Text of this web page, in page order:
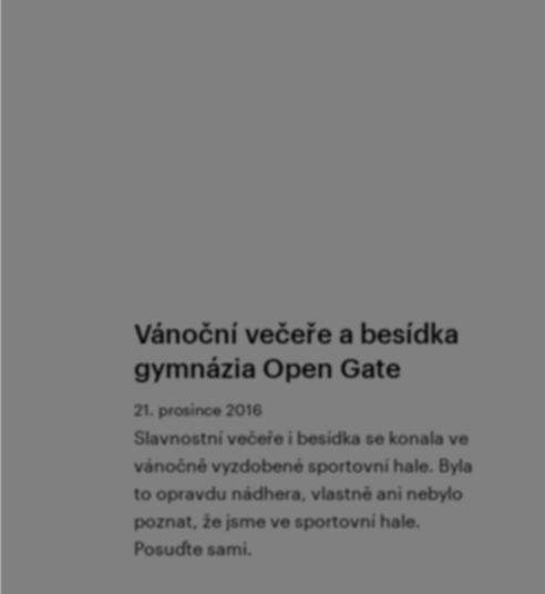
Vánoční večeře a besídka
gymnázia Open Gate
21. prosince 2016
Slavnostní večeře i besídka se konala ve
vánočně vyzdobené sportovní hale. Byla
to opravdu nádhera, vlastně ani nebylo
poznat, že jsme ve sportovní hale.
Posuďte sami.